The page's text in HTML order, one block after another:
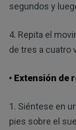
segundos y
4. Repita el
de tres a cuatro
• Extensión de
1. Siéntese en
pies sobre el